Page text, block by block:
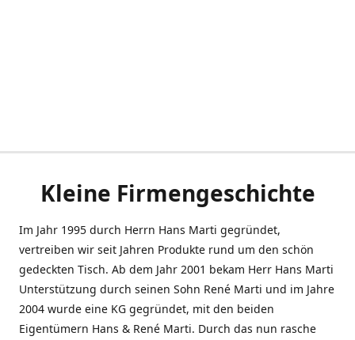
Kleine Firmengeschichte
Im Jahr 1995 durch Herrn Hans Marti gegründet,
vertreiben wir seit Jahren Produkte rund um den schön
gedeckten Tisch. Ab dem Jahr 2001 bekam Herr Hans Marti
Unterstützung durch seinen Sohn René Marti und im Jahre
2004 wurde eine KG gegründet, mit den beiden
Eigentümern Hans & René Marti. Durch das nun rasche